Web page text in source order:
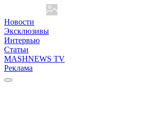
Новости
Эксклюзивы
Интервью
Статьи
MASHNEWS TV
Реклама